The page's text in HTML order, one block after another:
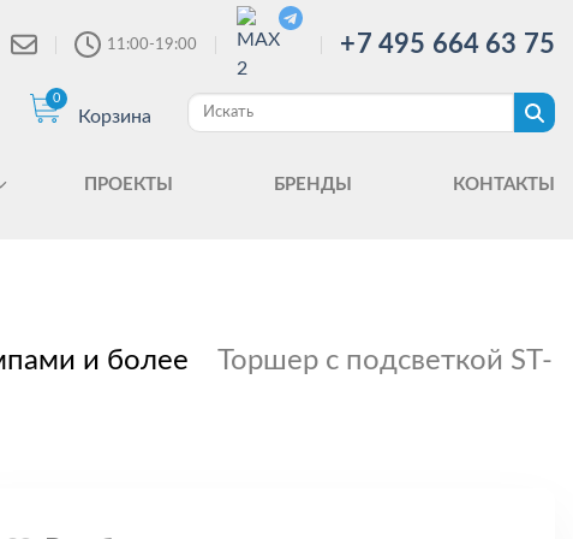
11:00-19:00 +7 495 664 63 75
0
Корзина
ПРОЕКТЫ БРЕНДЫ КОНТАКТЫ
и более Торшер с подсветкой ST-